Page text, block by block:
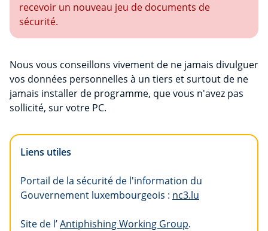
recevoir un nouveau jeu de documents de
sécurité.
Nous vous conseillons vivement de ne jamais divulguer
vos données personnelles à un tiers et surtout de ne
jamais installer de programme, que vous n'avez pas
sollicité, sur votre PC.
Liens utiles
Portail de la sécurité de l'information du
Gouvernement luxembourgeois : nc3.lu
Site de l’Antiphishing Working Group.